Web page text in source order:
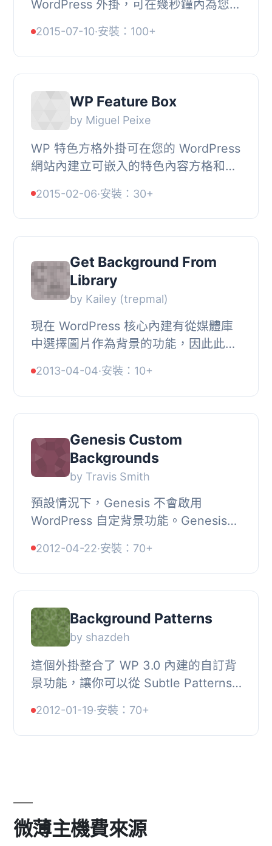
WordPress 外掛，可在幾秒鐘內為您的
色，設置它們的背景顏色、標題顏色、
文本和鏈接，有...
2015-07-10·安裝：100+
WP Feature Box
by Miguel Peixe
WP 特色方格外掛可在您的 WordPress
網站內建立可嵌入的特色內容方格和輪
以建立輪播, 簡碼, 允許使用者嵌入您的
特色方...
2015-02-06·安裝：30+
Get Background From
Library
by Kailey (trepmal)
現在 WordPress 核心內建有從媒體庫
中選擇圖片作為背景的功能，因此此外
加入操作按鈕，方便地使用任何圖片作
為自訂背景。...
2013-04-04·安裝：10+
Genesis Custom
Backgrounds
by Travis Smith
預設情況下，Genesis 不會啟用
WordPress 自定背景功能。Genesis
功能，並建立一個選項以選擇默認背
景，該背景來自StudioP...
2012-04-22·安裝：70+
Background Patterns
by shazdeh
這個外掛整合了 WP 3.0 內建的自訂背
景功能，讓你可以從 Subtle Patterns
提醒更新者注意，可能需要重新選擇你
選擇的圖案。
2012-01-19·安裝：70+
微薄主機費來源